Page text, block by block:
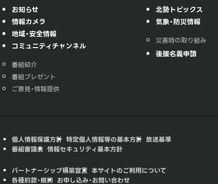
お知らせ
情報カメラ
地域・安全情報
コミュニティチャンネル
番組紹介
番組プレゼント
ご意見・情報提供
北勢トピックス
気象・防災情報
災害時の取り組み
後援名義申請
個人情報保護方針 特定個人情報等の基本方針 放送基準
番組審議会 情報セキュリティ基本方針
パートナーシップ構築宣言 本サイトのご利用について
各種約款・規約 お申し込み・お問い合わせ